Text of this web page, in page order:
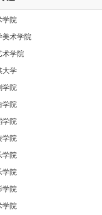
学院
美术学院
术学院
大学
学院
学院
学院
学院
学院
学院
学院
学院